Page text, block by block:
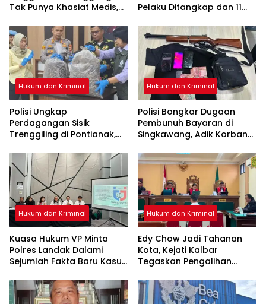
Tak Punya Khasiat Medis,
Pelaku Ditangkap dan 11
Hukum dan Kriminal
Polisi Ungkap
Perdagangan Sisik
Trenggiling di Pontianak,
Kuku
Hukum dan Kriminal
Polisi Bongkar Dugaan
Pembunuh Bayaran di
Singkawang, Adik Korban
Hukum dan Kriminal
Kuasa Hukum VP Minta
Polres Landak Dalami
Sejumlah Fakta Baru Kasus
Hukum dan Kriminal
Edy Chow Jadi Tahanan
Kota, Kejati Kalbar
Tegaskan Pengalihan
Hakim